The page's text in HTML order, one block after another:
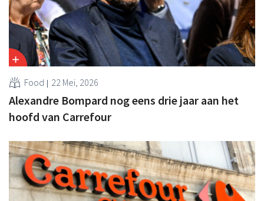
Food 22 Mei, 2026
Alexandre Bompard nog eens drie jaar aan het
hoofd van Carrefour